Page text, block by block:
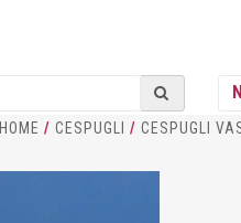
HOME / CESPUGLI / CESPUGLI